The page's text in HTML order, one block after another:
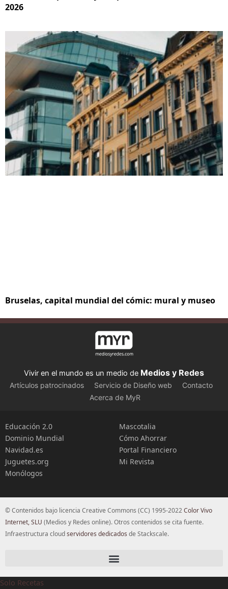
2026
Bruselas, capital mundial del cómic: mural y museo
Vivir en el mundo es un medio de Medios y Redes
Artículos patrocinados Servicio de Diseño web
Contacto
Acerca de MyR
Educación 2.0
Dominio Mundial
Navidad.es
Juguetes.org
Monólogos
Mascotalia
Cómo Ahorrar
Portal Financiero
Mi Revista
© Contenidos bajo licencia Creative Commons (CC) 1995-2022Color Vivo
Internet, SLU (Medios y Redes online). Otros contenidos se cita fuente.
Infraestructura cloudservidores dedicados de Stackscale.
Solo Recetas